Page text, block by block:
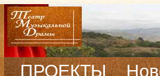
ПРОЕКТЫ